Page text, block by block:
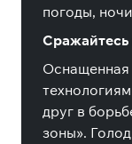
погоды,
Сражайтесь
друг в
зоны».